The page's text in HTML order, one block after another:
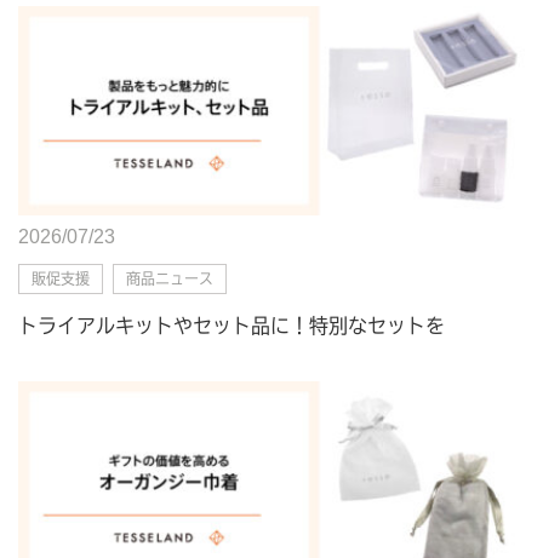
2026/07/23
販促支援 商品ニュース
トライアルキットやセット品に！特別なセットを